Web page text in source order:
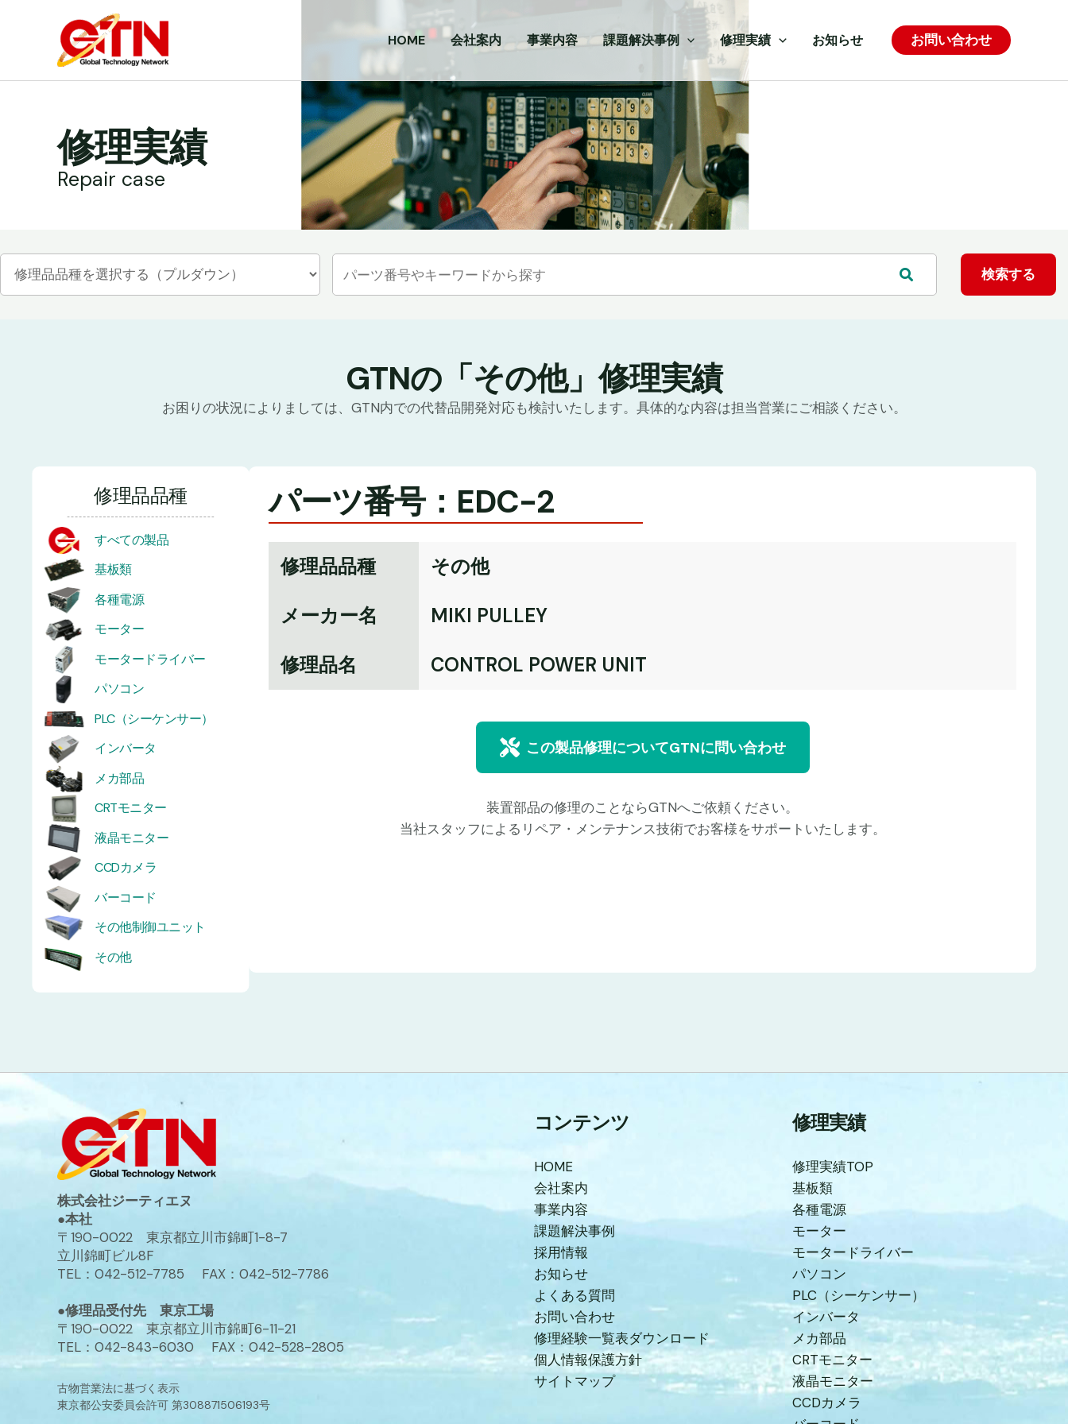
HOME 会社案内 事業内容 課題解決事例 修理実績 お知らせ お問い合わせ
修理実績
Repair case
GTNの「その他」修理実績
お困りの状況によりましては、GTN内での代替品開発対応も検討いたします。具体的な内容は担当営業にご相談ください。
修理品品種
すべての製品
基板類
各種電源
モーター
モータードライバー
パソコン
PLC（シーケンサー）
インバータ
メカ部品
CRTモニター
液晶モニター
CCDカメラ
バーコード
その他制御ユニット
その他
パーツ番号：EDC-2
修理品品種
その他
メーカー名
MIKI PULLEY
修理品名
CONTROL POWER UNIT
この製品修理についてGTNに問い合わせ
装置部品の修理のことならGTNへご依頼ください。
当社スタッフによるリペア・メンテナンス技術でお客様をサポートいたします。
株式会社ジーティエヌ
●本社
〒190-0022 東京都立川市錦町1-8-7
立川錦町ビル8F
TEL：042-512-7785 FAX：042-512-7786
●修理品受付先 東京工場
〒190-0022 東京都立川市錦町6-11-21
TEL：042-843-6030 FAX：042-528-2805
古物営業法に基づく表示
東京都公安委員会許可 第308871506193号
コンテンツ
HOME
会社案内
事業内容
課題解決事例
採用情報
お知らせ
よくある質問
お問い合わせ
修理経験一覧表ダウンロード
個人情報保護方針
サイトマップ
修理実績
修理実績TOP
基板類
各種電源
モーター
モータードライバー
パソコン
PLC（シーケンサー）
インバータ
メカ部品
CRTモニター
液晶モニター
CCDカメラ